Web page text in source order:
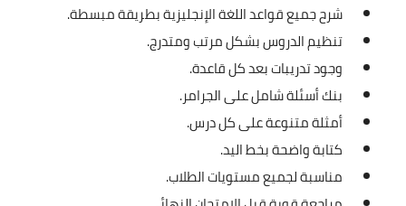
شرح جميع قواعد اللغة الإنجليزية بطريقة مبسطة.
تنظيم الدروس بشكل مرتب ومتدرج.
وجود تدريبات بعد كل قاعدة.
بنك أسئلة شامل على الجرامر.
أمثلة متنوعة على كل درس.
كتابة واضحة بخط اليد.
مناسبة لجميع مستويات الطلاب.